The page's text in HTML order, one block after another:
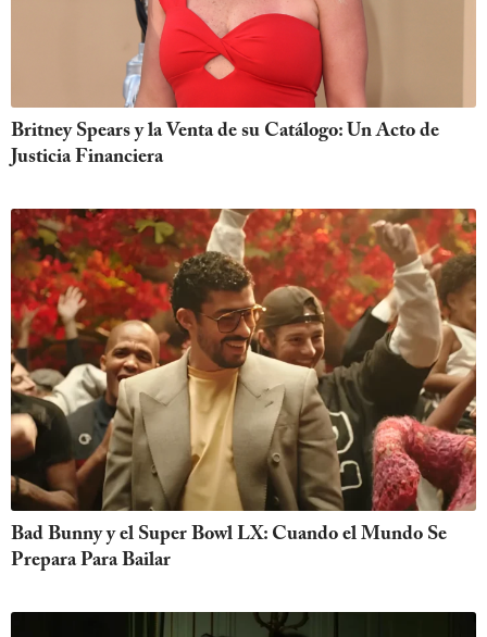
Britney Spears y la Venta de su Catálogo: Un Acto de
Justicia Financiera
Bad Bunny y el Super Bowl LX: Cuando el Mundo Se
Prepara Para Bailar